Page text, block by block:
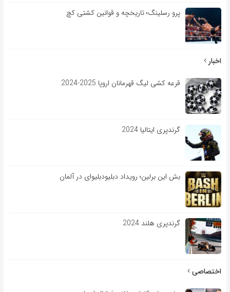
پرو رسلینگ؛ تاریخچه و قوانین کشتی کچ
اخبار
قرعه کشی لیگ قهرمانان اروپا 2025-2024
گرندپری ایتالیا 2024
بش این برلین؛ رویداد دبلیودبلیوای در آلمان
گرندپری هلند 2024
اختصاصی